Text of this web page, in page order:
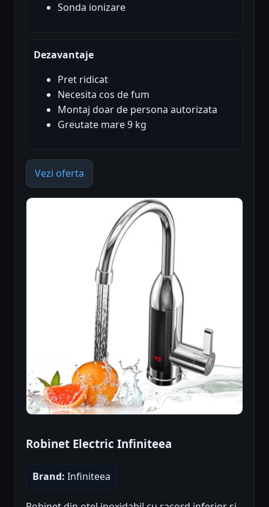
Sonda ionizare
Dezavantaje
Pret ridicat
Necesita cos de fum
Montaj doar de persona autorizata
Greutate mare 9 kg
Vezi oferta
Robinet Electric Infiniteea
Brand: Infiniteea